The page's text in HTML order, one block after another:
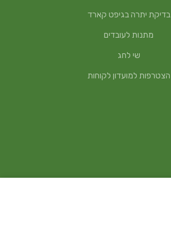
בדיקת יתרה בגיפט קארד
מתנות לעובדים
שי לחג
הצטרפות למועדון לקוחות